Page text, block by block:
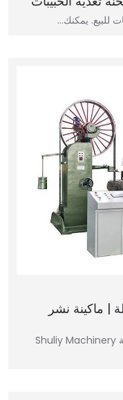
| ماكينة نشر
تجمع آلة منشار الخشب المحمولة من شركة Shuliy Machinery